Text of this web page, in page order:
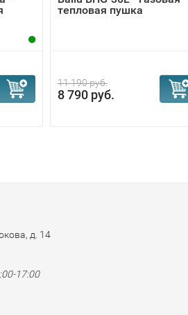
тепловая пушка
11 190 руб.
8 790 руб.
д. 14
17:00